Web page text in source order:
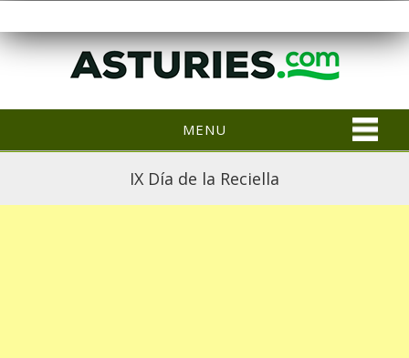
MENU
IX Día de la Reciella